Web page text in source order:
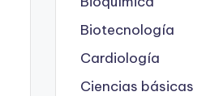
Biotecnología
Cardiología
Ciencias básicas